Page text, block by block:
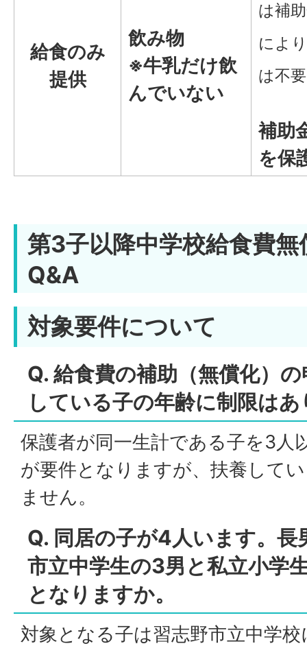
給食のみ
提供
飲み物
※牛乳だけ飲
んでいない
は補
によ
は不要
補助
を保
第3子以降中学校給食費
Q&A
対象要件について
Q. 給食費の補助（無償化）
している子の年齢に制限は
保護者が同一生計である子を3人
が要件となりますが、扶養して
ません。
Q. 同居の子が4人います。長
市立中学生の3男と私立小学
となりますか。
対象となる子は習志野市立中学